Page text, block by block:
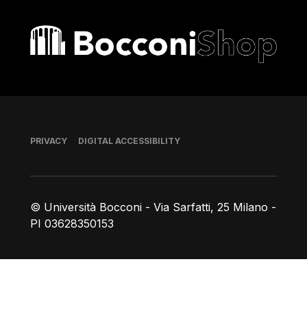
Bocconi shop
© Università Bocconi - Via Sarfatti, 25 Milano -
PI 03628350153
Footer
PRIVACY DIGITAL ACCESSIBILITY